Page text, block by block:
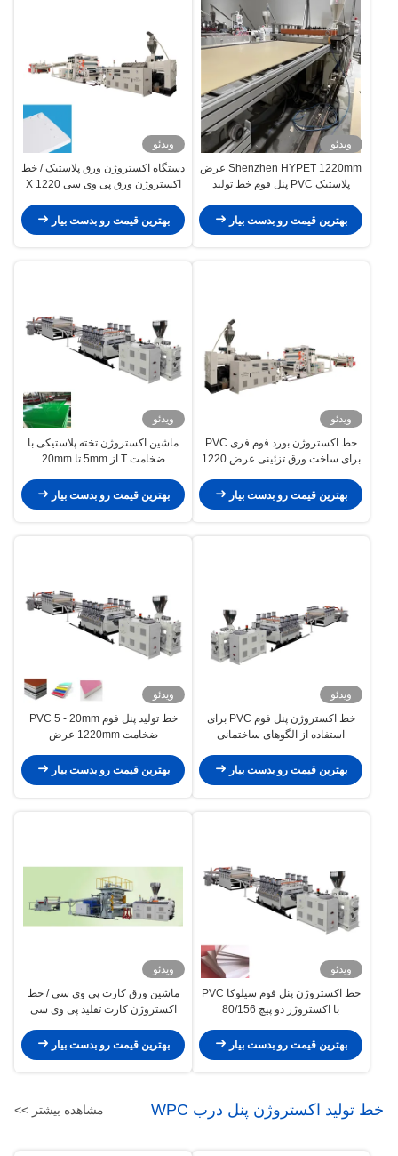
ویدئو
Shenzhen HYPET 1220mm عرض
پلاستیک PVC پنل فوم خط تولید
ساخت ماشین
بهترین قیمت رو بدست بیار
ویدئو
دستگاه اکستروژن ورق پلاستیک / خط
اکستروژن ورق پی وی سی 1220 X
بهترین قیمت رو بدست بیار
ویدئو
خط اکستروژن بورد فوم فری PVC
برای ساخت ورق تزئینی عرض 1220
بهترین قیمت رو بدست بیار
ویدئو
ماشین اکستروژن تخته پلاستیکی با
ضخامت T از 5mm تا 20mm
بهترین قیمت رو بدست بیار
ویدئو
خط اکستروژن پنل فوم PVC برای
استفاده از الگوهای ساختمانی
بهترین قیمت رو بدست بیار
ویدئو
خط تولید پنل فوم PVC 5 - 20mm
ضخامت 1220mm عرض
بهترین قیمت رو بدست بیار
ویدئو
خط اکستروژن پنل فوم سیلوکا PVC
با اکستروژر دو پیچ 80/156
بهترین قیمت رو بدست بیار
ویدئو
ماشین ورق کارت پی وی سی / خط
اکستروژن کارت تقلید پی وی سی
بهترین قیمت رو بدست بیار
خط تولید اکستروژن پنل درب WPC مشاهده بیشتر >>